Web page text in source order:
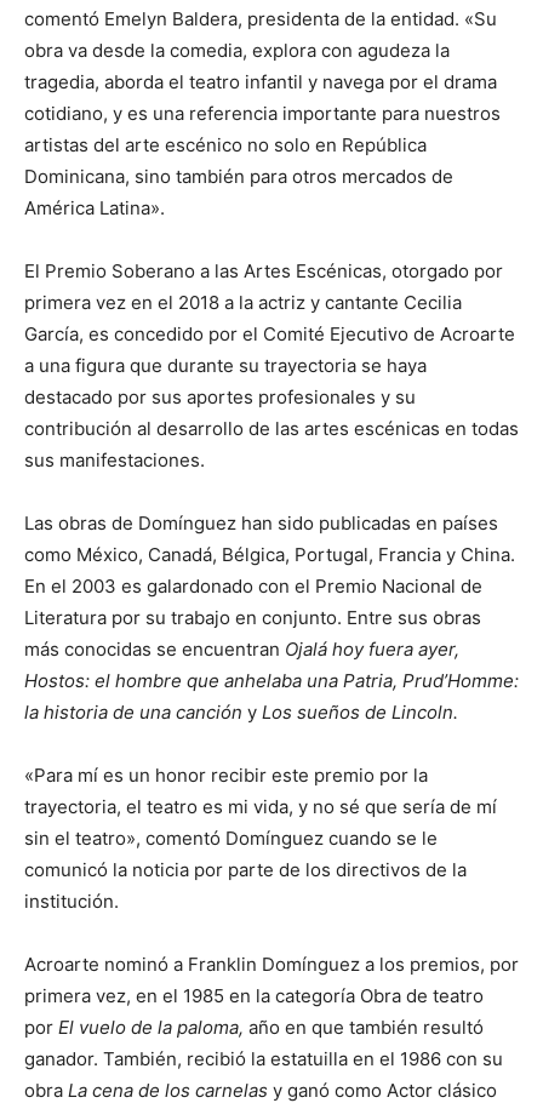
comentó Emelyn Baldera, presidenta de la entidad. «Su
obra va desde la comedia, explora con agudeza la
tragedia, aborda el teatro infantil y navega por el drama
cotidiano, y es una referencia importante para nuestros
artistas del arte escénico no solo en República
Dominicana, sino también para otros mercados de
América Latina».
El Premio Soberano a las Artes Escénicas, otorgado por
primera vez en el 2018 a la actriz y cantante Cecilia
García, es concedido por el Comité Ejecutivo de Acroarte
a una figura que durante su trayectoria se haya
destacado por sus aportes profesionales y su
contribución al desarrollo de las artes escénicas en todas
sus manifestaciones.
Las obras de Domínguez han sido publicadas en países
como México, Canadá, Bélgica, Portugal, Francia y China.
En el 2003 es galardonado con el Premio Nacional de
Literatura por su trabajo en conjunto. Entre sus obras
más conocidas se encuentran Ojalá hoy fuera ayer,
Hostos: el hombre que anhelaba una Patria, Prud’Homme:
la historia de una canción y Los sueños de Lincoln.
«Para mí es un honor recibir este premio por la
trayectoria, el teatro es mi vida, y no sé que sería de mí
sin el teatro», comentó Domínguez cuando se le
comunicó la noticia por parte de los directivos de la
institución.
Acroarte nominó a Franklin Domínguez a los premios, por
primera vez, en el 1985 en la categoría Obra de teatro
por El vuelo de la paloma, año en que también resultó
ganador. También, recibió la estatuilla en el 1986 con su
obra La cena de los carnelas y ganó como Actor clásico